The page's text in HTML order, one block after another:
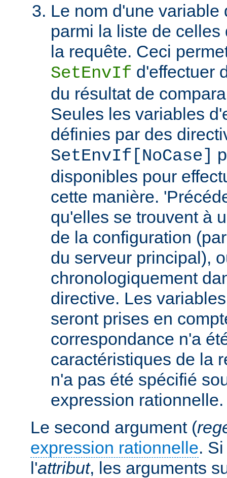
Le nom d'une variable
parmi la liste de
la requête. Ceci
SetEnvIf d'effectuer
du résultat de
Seules les variables
définies par des
SetEnvIf[NoCase]
disponibles pour
cette manière.
qu'elles se trouvent à
de la configuration
du serveur principal),
chronologiquement
directive. Les
seront prises en
correspondance n'a
caractéristiques de la
n'a pas été spécifié
expression rationnelle.
Le second argument (
expression rationnelle.
l'attribut, les arguments